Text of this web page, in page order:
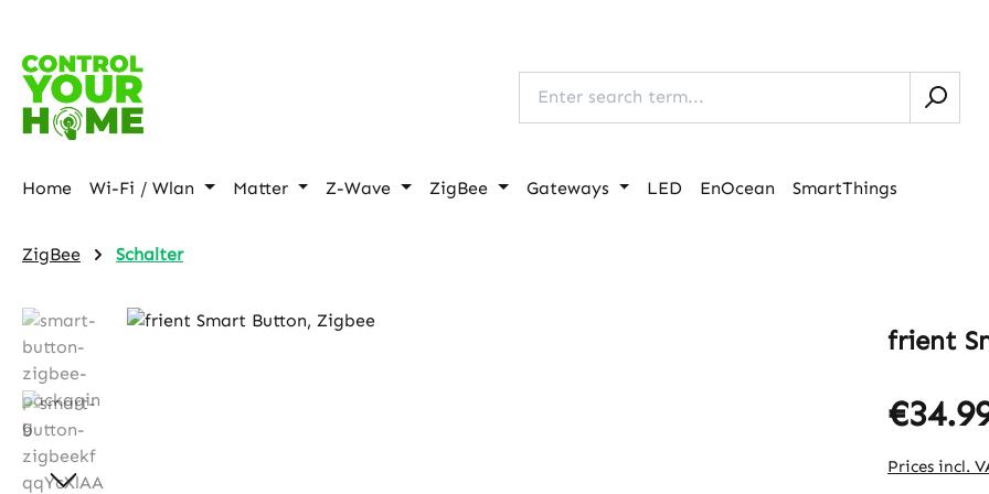
Home Wi-Fi / Wlan Matter Z-Wave ZigBee Gateways LED EnOcean SmartThings
ZigBee Schalter
Skip image gallery
frient
Prices incl.